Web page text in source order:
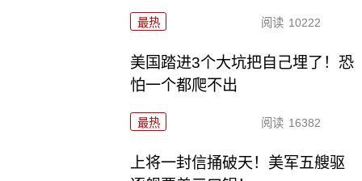
最热 阅读 10222
美国踏进3个大坑把自己埋了！恐
怕一个都爬不出
最热 阅读 16382
上将一封信捅破天！美军五艘驱